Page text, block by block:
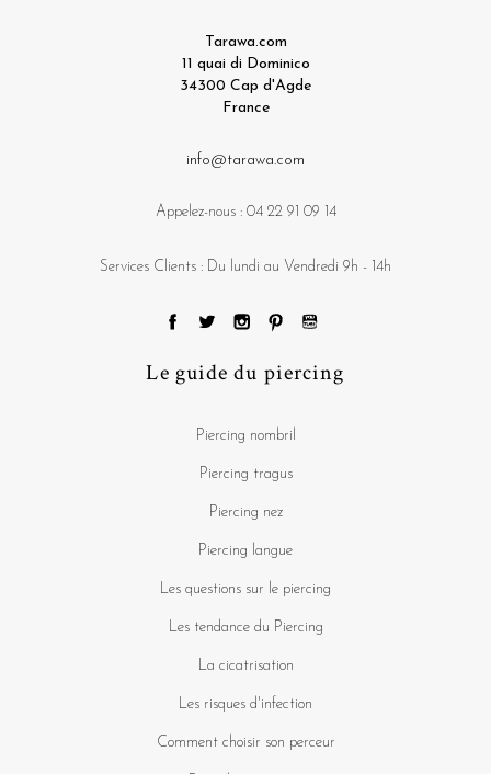
Tarawa.com
11 quai di Dominico
34300 Cap d'Agde
France
info@tarawa.com
Appelez-nous : 04 22 91 09 14
Services Clients : Du lundi au Vendredi 9h - 14h
Le guide du piercing
Piercing nombril
Piercing tragus
Piercing nez
Piercing langue
Les questions sur le piercing
Les tendance du Piercing
La cicatrisation
Les risques d'infection
Comment choisir son perceur